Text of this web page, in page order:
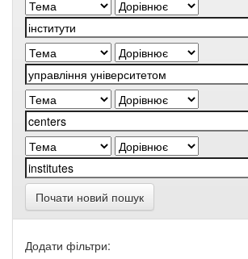
Почати новий пошук
Додати фільтри: